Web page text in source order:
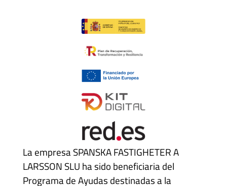
La empresa SPANSKA FASTIGHETER A
LARSSON SLU ha sido beneficiaria del
Programa de Ayudas destinadas a la